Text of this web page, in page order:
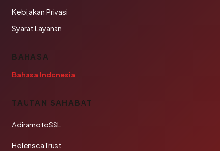
Kebijakan Privasi
Syarat Layanan
BAHASA
Bahasa Indonesia
TAUTAN SAHABAT
AdiramotoSSL
HelenscaTrust